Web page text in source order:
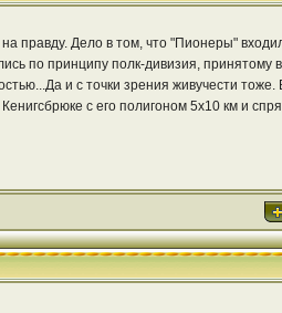
правду. Дело в том, что "Пионеры"
по принципу полк-дивизия,
и с точки зрения живучести
с его полигоном 5х10 км и